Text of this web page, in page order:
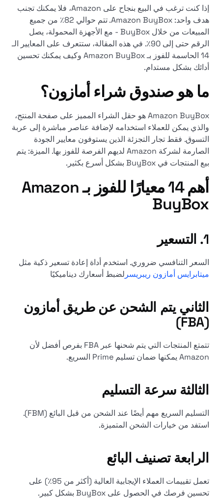
إذا كنت ترغب في البيع بنجاح على Amazon، فلا يمكنك تجنب
هدف واحد: Amazon BuyBox. تتم حوالي 82٪ من جميع
المبيعات من خلال BuyBox - مع الأجهزة المحمولة، يصل
الرقم حتى إلى 90٪. في هذه المقالة، ستتعرف على المعايير الـ
14 الحاسمة للفوز بـ Amazon BuyBox وكيف يمكنك تحسين
أدائك بشكل مستدام.
ما هو صندوق شراء أمازون؟
Amazon BuyBox هو حقل الشراء المميز على صفحة المنتج،
والذي يمكن للعملاء استخدامه لإضافة عناصر مباشرة إلى عربة
التسوق. فقط تجار التجزئة الذين يستوفون معايير الجودة
الصارمة لشركة Amazon لديهم الفرصة للفوز بها. الميزة: يتم
بيع المنتجات في BuyBox بشكل أسرع بكثير.
أهم 14 معيارًا للفوز بـ Amazon
BuyBox
1. التسعير
السعر التنافسي ضروري. استخدم أداة إعادة تسعير ذكية مثل
ميتابرايس أمازون ريبريسر لضبط أسعارك ديناميكيًا
الثاني يتم الشحن عن طريق أمازون
(FBA)
تتمتع المنتجات التي يتم شحنها عبر FBA بفرص أفضل لأن
Amazon يمكنها ضمان تسليم Prime السريع.
الثالثة سرعة التسليم
التسليم السريع مهم أيضًا عند الشحن من قبل البائع (FBM).
استفد من خيارات الشحن المتميزة.
الرابعةتصنيف البائع
تعمل تقييمات العملاء الإيجابية العالية (أكثر من 95٪) على
تحسين فرصك في الحصول على BuyBox بشكل كبير.